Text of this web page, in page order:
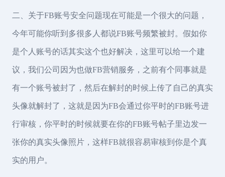
二、关于FB账号安全问题现在可能是一个很大的问题，
今年可能你听到多很多人都说FB账号频繁被封。假如你
是个人账号的话其实这个也好解决，这里可以给一个建
议，我们公司因为也做FB营销服务，之前有个同事就是
有一个账号被封了，然后在解封的时候上传了自己的真实
头像就解封了，这就是因为FB会通过你平时的FB账号进
行审核，你平时的时候就要在你的FB账号帖子里边发一
张你的真实头像照片，这样FB就很容易审核到你是个真
实的用户。